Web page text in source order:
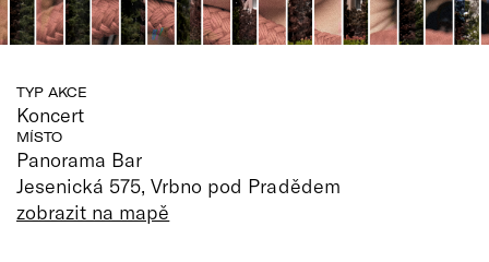
TYP AKCE
Koncert
MÍSTO
Panorama Bar
Jesenická 575, Vrbno pod Pradědem
zobrazit na mapě